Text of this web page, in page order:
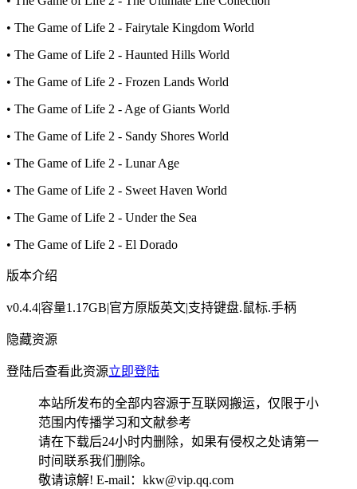
• The Game of Life 2 - Fairytale Kingdom World
• The Game of Life 2 - Haunted Hills World
• The Game of Life 2 - Frozen Lands World
• The Game of Life 2 - Age of Giants World
• The Game of Life 2 - Sandy Shores World
• The Game of Life 2 - Lunar Age
• The Game of Life 2 - Sweet Haven World
• The Game of Life 2 - Under the Sea
• The Game of Life 2 - El Dorado
版本介绍
v0.4.4|容量1.17GB|官方原版英文|支持键盘.鼠标.手柄
隐藏资源
登陆后查看此资源立即登陆
本站所发布的全部内容源于互联网搬运，仅限于小
范围内传播学习和文献参考
请在下载后24小时内删除，如果有侵权之处请第一
时间联系我们删除。
敬请谅解! E-mail：kkw@vip.qq.com